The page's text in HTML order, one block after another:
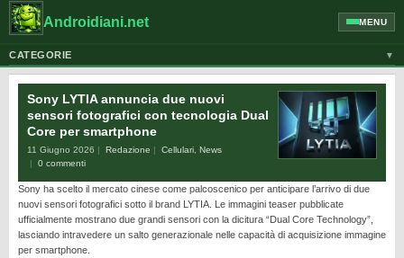
Androidiani.net MENU
CATEGORIE ▼
CELLULARI
GOOGLE
GUIDE
HONOR
HUAWEI
MOTOROLA
Sony LYTIA annuncia due nuovi
sensori fotografici con tecnologia Dual
Core per smartphone
11 Giugno 2026 Redazione Cellulari News
0 commenti
Sony ha scelto il mercato cinese come palcoscenico per anticipare l’arrivo di due
nuovi sensori fotografici sotto il brand LYTIA. Le immagini teaser pubblicate
ufficialmente mostrano due grandi sensori con la dicitura “Dual Core Technology”,
lasciando intravedere un salto generazionale nelle capacità di acquisizione immagine
per smartphone.